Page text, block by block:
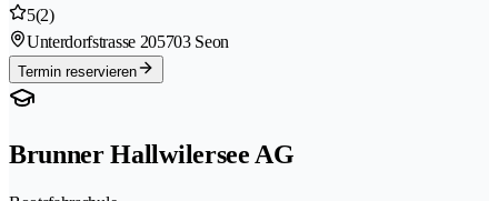
5(2)
Unterdorfstrasse 205703 Seon
Termin reservieren
Brunner Hallwilersee AG